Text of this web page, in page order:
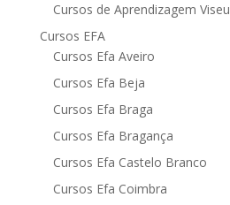
Cursos de Aprendizagem Viseu
Cursos EFA
Cursos Efa Aveiro
Cursos Efa Beja
Cursos Efa Braga
Cursos Efa Bragança
Cursos Efa Castelo Branco
Cursos Efa Coimbra